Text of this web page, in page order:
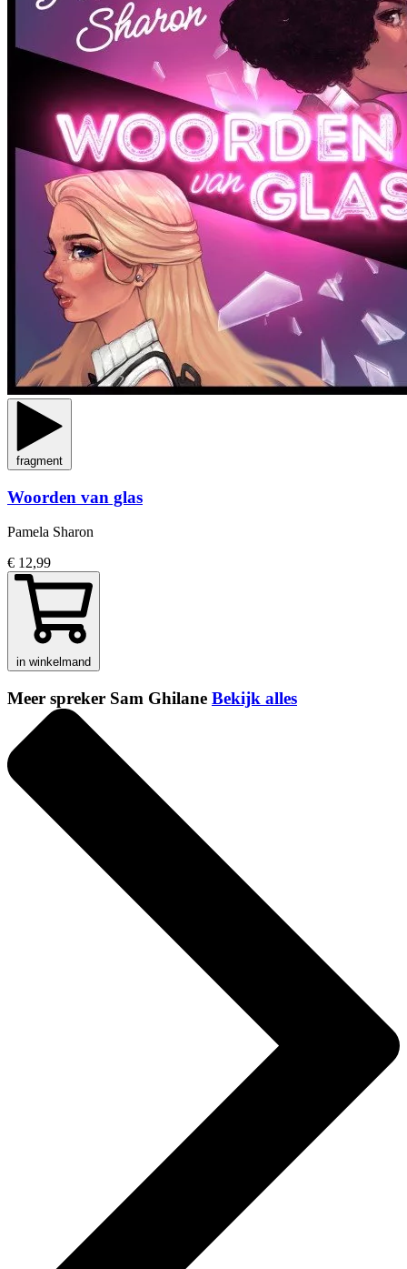
fragment
Woorden van glas
Pamela Sharon
€ 12,99
in winkelmand
Meer spreker Sam Ghilane Bekijk alles